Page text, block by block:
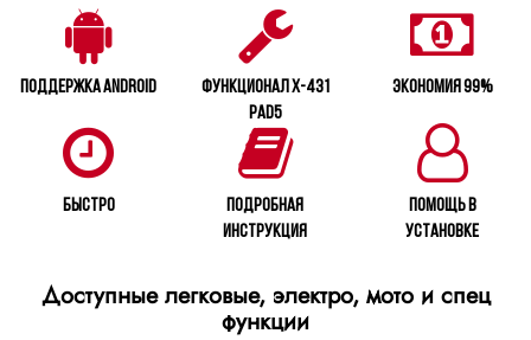
Поддержка Android
Функционал X-431
PAD5
Экономия 99%
Быстро
Подробная
инструкция
Помощь в
установке
Доступные легковые, электро, мото и спец
функции